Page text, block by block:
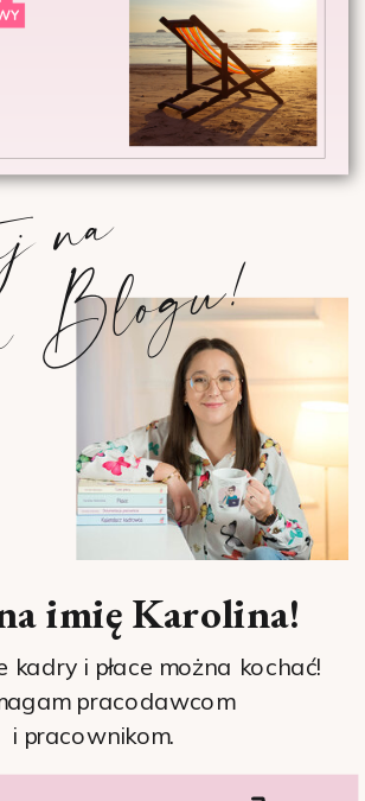
kadry i płace można kochać!
pracodawcom
i pracownikom.
imię Karolina!